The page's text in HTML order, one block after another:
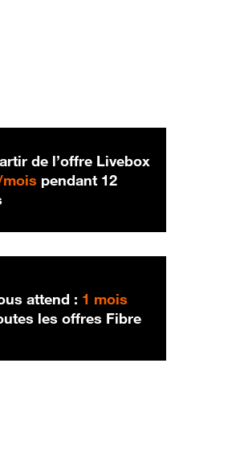
de l’offre Livebox
mois 29,99 € par mois
pendant 12
attend : 1 mois
les offres Fibre